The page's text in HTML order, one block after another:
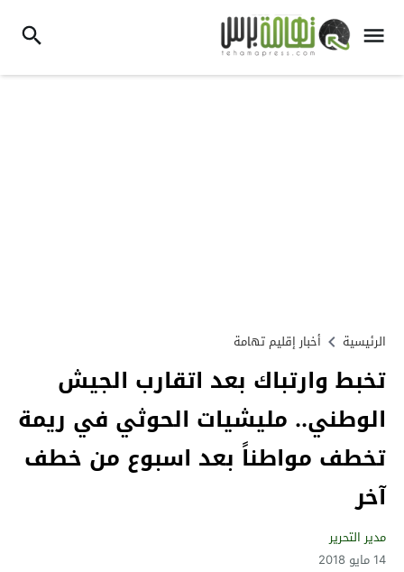
الرئيسية أخبار إقليم تهامة
تخبط وارتباك بعد اتقارب الجيش
الوطني.. مليشيات الحوثي في ريمة
تخطف مواطناً بعد اسبوع من خطف
آخر
مدير التحرير
14 مايو 2018